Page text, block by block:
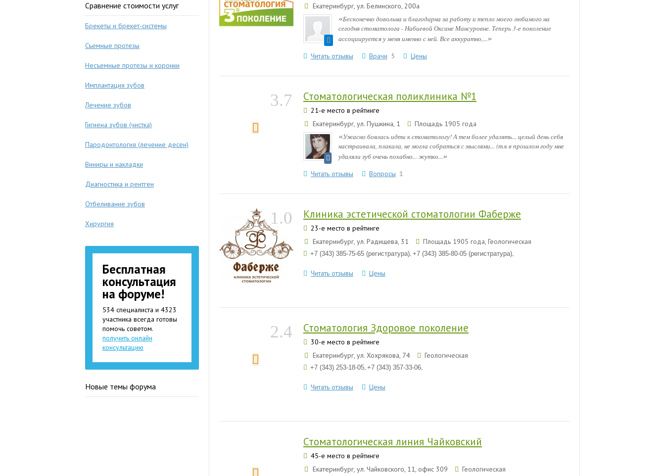
Екатеринбург, ул. Белинского, 200а
«Бесконечно довольна и благодарна за работу и тепло моего любимого на
сегодня стоматолога - Набиевой Оксане Мансуровне. Теперь 3-е поколение
ассоциируется у меня именно с ней. Все аккуратно,...»
Читать отзывы Врачи 5 Цены
3.7 Стоматологическая поликлиника №1
21-е место в рейтинге
Екатеринбург, ул. Пушкина, 1
Площадь 1905 года
«Ужасно боялась идти к стоматологу! А тем более удалять... целый день себя
настраивала, плакала, не могла собраться с мыслями... (т.к в прошлом году мне
удаляли зуб очень похабно... жутко...»
Читать отзывы Вопросы 1
1.0 Клиника эстетической стоматологии Фаберже
23-е место в рейтинге
Екатеринбург, ул. Радищева, 31
Площадь 1905 года, Геологическая
+7 (343) 385-75-65 (регистратура), +7 (343) 385-80-05 (регистратура),
Читать отзывы Цены
2.4 Стоматология Здоровое поколение
30-е место в рейтинге
Екатеринбург, ул. Хохрякова, 74
Геологическая
+7 (343) 253-18-05, +7 (343) 357-33-06,
Читать отзывы Цены
Стоматологическая линия Чайковский
45-е место в рейтинге
Екатеринбург, ул. Чайковского, 11, офис 309
Геологическая
Сравнение стоимости услуг
Брекеты и брекет-системы
Съемные протезы
Несъемные протезы и коронки
Имплантация зубов
Лечение зубов
Гигиена зубов (чистка)
Пародонтология (лечение десен)
Виниры и накладки
Диагностика и рентген
Отбеливание зубов
Хирургия
Бесплатная
консультация
на форуме!
534 специалиста и 4323
участника всегда готовы
помочь советом.
получить онлайн
консультацию
Новые темы форума